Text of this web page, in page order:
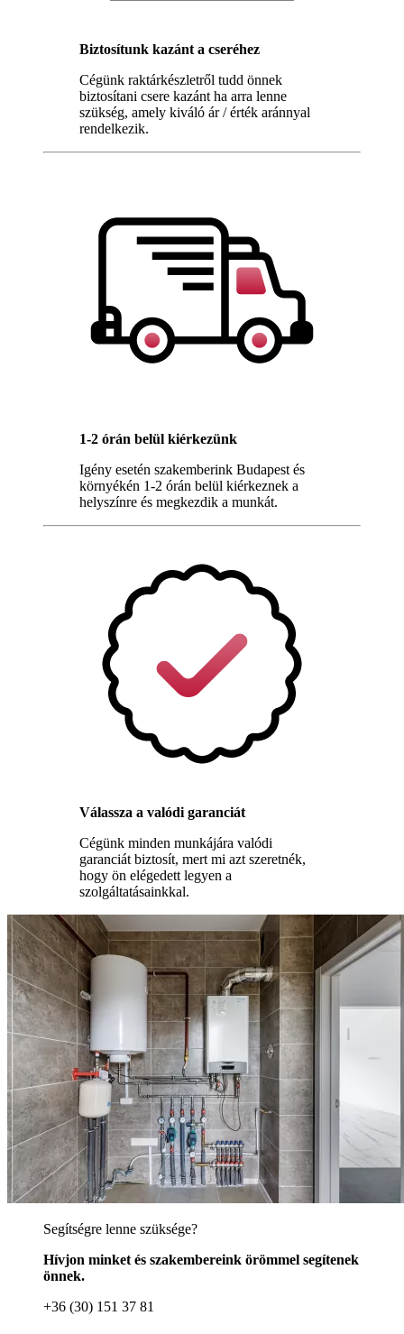
Biztosítunk kazánt a cseréhez
Cégünk raktárkészletről tudd önnek
biztosítani csere kazánt ha arra lenne
szükség, amely kiváló ár / érték aránnyal
rendelkezik.
1-2 órán belül kiérkezünk
Igény esetén szakemberink Budapest és
környékén 1-2 órán belül kiérkeznek a
helyszínre és megkezdik a munkát.
Válassza a valódi garanciát
Cégünk minden munkájára valódi
garanciát biztosít, mert mi azt szeretnék,
hogy ön elégedett legyen a
szolgáltatásainkkal.
Segítségre lenne szüksége?
Hívjon minket és szakembereink örömmel segítenek
önnek.
+36 (30) 151 37 81